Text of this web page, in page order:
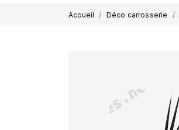
Accueil Déco carrosserie